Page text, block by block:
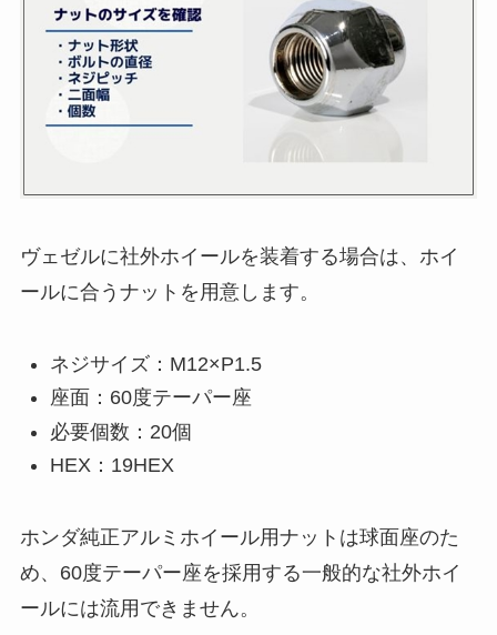
ヴェゼルに社外ホイールを装着する場合は、ホイ
ールに合うナットを用意します。
ネジサイズ：M12×P1.5
座面：60度テーパー座
必要個数：20個
HEX：19HEX
ホンダ純正アルミホイール用ナットは球面座のた
め、60度テーパー座を採用する一般的な社外ホイ
ールには流用できません。